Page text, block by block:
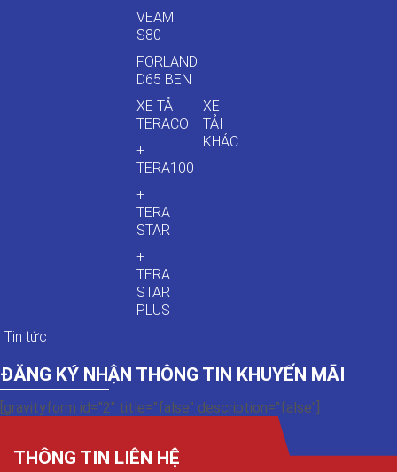
VEAM
S80
FORLAND
D65 BEN
XE TẢI
TERACO
+
TERA100
+
TERA
STAR
+
TERA
STAR
PLUS
XE
TẢI
KHÁC
Tin tức
ĐĂNG KÝ NHẬN THÔNG TIN KHUYẾN MÃI
[gravityform id="2" title="false" description="false"]
THÔNG TIN LIÊN HỆ